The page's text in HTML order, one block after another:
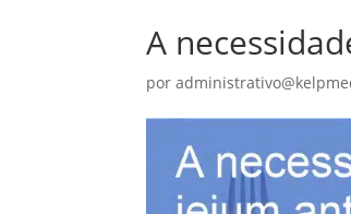
A
por